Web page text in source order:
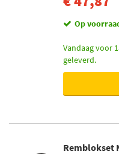
Op
Vandaag voor
geleverd.
Remblokset